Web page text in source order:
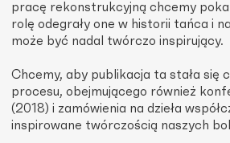
pracę rekonstrukcyjną chcemy
rolę odegrały one w historii tańca i
może być nadal twórczo inspirujący.
Chcemy, aby publikacja ta stała się
procesu, obejmującego również
(2018) i zamówienia na dzieła
inspirowane twórczością naszych